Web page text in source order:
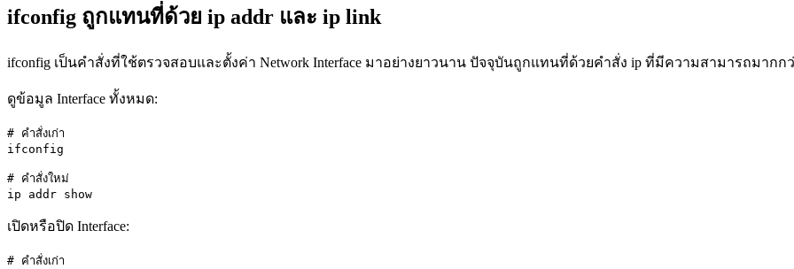
ifconfig ถูกแทนที่ด้วย ip addr และ ip link
ifconfig เป็นคำสั่งที่ใช้ตรวจสอบและตั้งค่า Network Interface มาอย่างยาวนาน ปัจจุบันถูกแทนที่ด้วยคำสั่ง ip ที่มีความสามารถมากก
ดูข้อมูล Interface ทั้งหมด:
# คำสั่งเก่า
ifconfig
# คำสั่งใหม่
ip addr show
เปิดหรือปิด Interface:
# คำสั่งเก่า